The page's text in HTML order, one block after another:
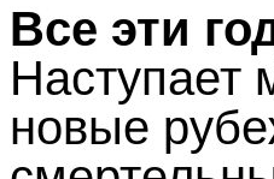
Все эти
Наступает
новые